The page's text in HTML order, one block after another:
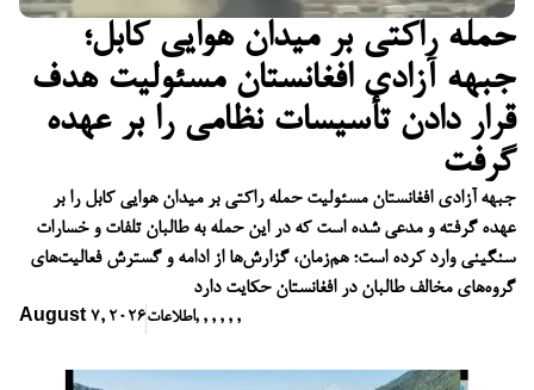
حمله راکتی بر میدان هوایی کابل؛
جبهه آزادی افغانستان مسئولیت هدف
قرار دادن تأسیسات نظامی را بر عهده
گرفت
جبهه آزادی افغانستان مسئولیت حمله راکتی بر میدان هوایی کابل را بر
عهده گرفته و مدعی شده است که در این حمله به طالبان تلفات و خسارات
سنگینی وارد کرده است؛ هم‌زمان، گزارش‌ها از ادامه و گسترش فعالیت‌های
گروه‌های مخالف طالبان در افغانستان حکایت دارد
August 7, 2026اطلاعات, , , , , ,